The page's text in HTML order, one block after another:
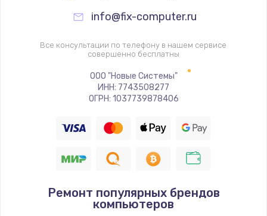
Ремонт подсветки
1200 руб.
Заказать
Настройка ОС
930 руб.
1060 руб.
Замена южного моста
info@fix-computer.ru
Все консультации по телефону в нашем сервисе
совершенно бесплатны
ООО "Новые Системы"
ИНН: 7743508277
ОГРН: 1037739878406
Ремонт популярных брендов
компьютеров